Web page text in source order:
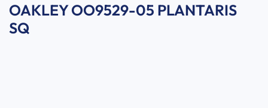
OAKLEY OO9529-05 PLANTARIS
SQ